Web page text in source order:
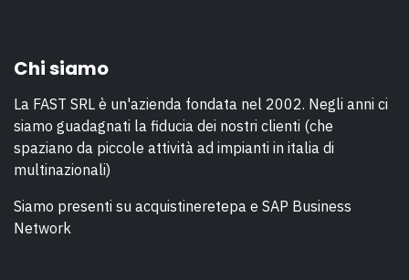
Chi siamo
La FAST SRL è un'azienda fondata nel 2002. Negli anni ci
siamo guadagnati la fiducia dei nostri clienti (che
spaziano da piccole attività ad impianti in italia di
multinazionali)
Siamo presenti su acquistineretepa e SAP Business
Network